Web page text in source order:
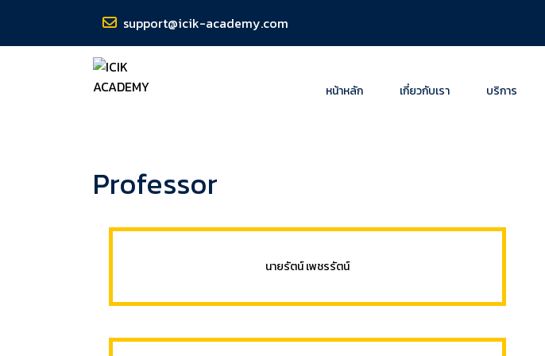
support@icik-academy.com
หน้าหลัก เกี่ยวกับเรา บริการ
Professor
นายรัตน์ เพชรรัตน์